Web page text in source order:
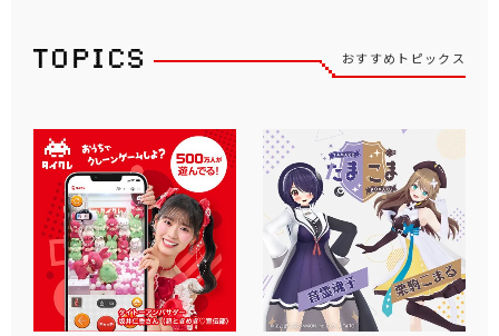
おすすめトピックス